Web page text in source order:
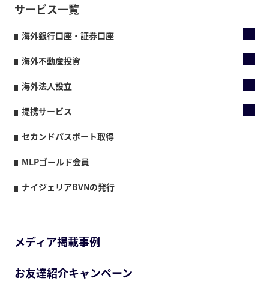
サービス一覧
海外銀行口座・証券口座
海外不動産投資
海外法人設立
提携サービス
セカンドパスポート取得
MLPゴールド会員
ナイジェリアBVNの発行
メディア掲載事例
お友達紹介キャンペーン